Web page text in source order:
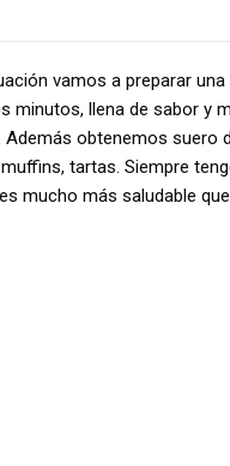
vamos a preparar
minutos, llena de sabor y
Además obtenemos suero
tartas. Siempre
mucho más saludable